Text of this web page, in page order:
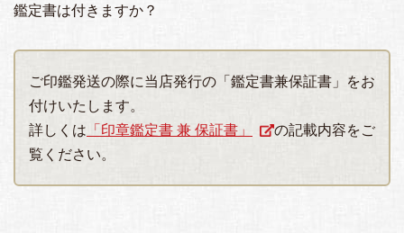
鑑定書は付きますか？
ご印鑑発送の際に当店発行の「鑑定書兼保証書」をお
付けいたします。
詳しくは 「印章鑑定書 兼 保証書」
の記載内容をご
覧ください。